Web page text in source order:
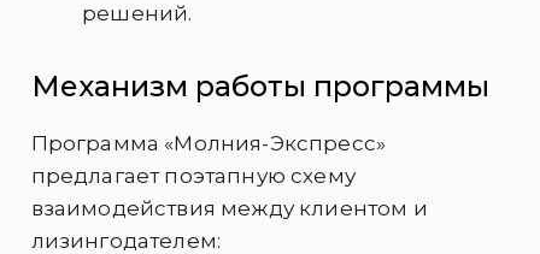
решений.
Механизм работы программы
Программа «Молния-Экспресс»
предлагает поэтапную схему
взаимодействия между клиентом и
лизингодателем: